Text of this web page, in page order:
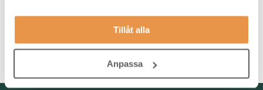
Tillåt alla
Anpassa
Som person är du affärsmässig och kommunikativ i ditt
arbetssätt då du i din roll har många kommersiella dialoger. Du
har förmåga att hitta lösningar på problem och situationer som
uppstår.